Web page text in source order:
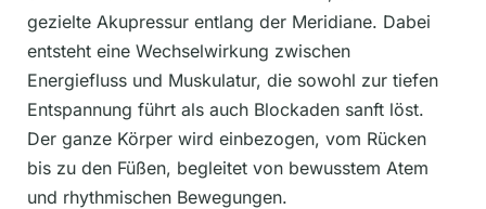
gezielte Akupressur entlang der Meridiane. Dabei
entsteht eine Wechselwirkung zwischen
Energiefluss und Muskulatur, die sowohl zur tiefen
Entspannung führt als auch Blockaden sanft löst.
Der ganze Körper wird einbezogen, vom Rücken
bis zu den Füßen, begleitet von bewusstem Atem
und rhythmischen Bewegungen.